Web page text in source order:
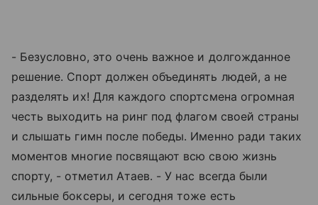
- Безусловно, это очень важное и долгожданное
решение. Спорт должен объединять людей, а не
разделять их! Для каждого спортсмена огромная
честь выходить на ринг под флагом своей страны
и слышать гимн после победы. Именно ради таких
моментов многие посвящают всю свою жизнь
спорту, - отметил Атаев. - У нас всегда были
сильные боксеры, и сегодня тоже есть